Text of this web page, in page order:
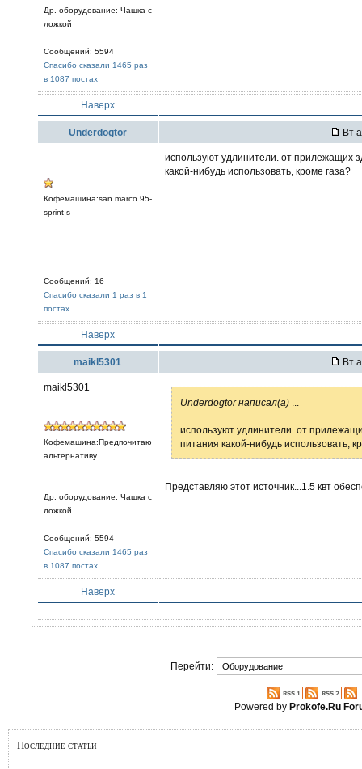
Др. оборудование: Чашка с
ложкой
Сообщений: 5594
Спасибо сказали 1465 раз
в 1087 постах
Наверх
Underdogtor Вт
Кофемашина:san marco 95-
sprint-s
Сообщений: 16
Спасибо сказали 1 раз в 1
постах
используют удлинители. от прилежащих
какой-нибудь использовать, кроме газа?
Наверх
maikl5301 Вт
maikl5301
Кофемашина:Предпочитаю
альтернативу
Др. оборудование: Чашка с
ложкой
Сообщений: 5594
Спасибо сказали 1465 раз
в 1087 постах
Underdogtor написал(а)
используют удлинители. от
питания какой-нибудь использовать,
Представляю этот источник...1.5 квт
Наверх
Перейти:
Powered byProkofe.Ru
Последние статьи